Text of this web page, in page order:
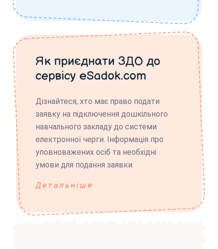
Як приєднати ЗДО до
сервісу eSadok.com
Дізнайтеся, хто має право подати
заявку на підключення дошкільного
навчального закладу до системи
електронної черги. Інформація про
уповноважених осіб та необхідні
умови для подання заявки.
Детальніше